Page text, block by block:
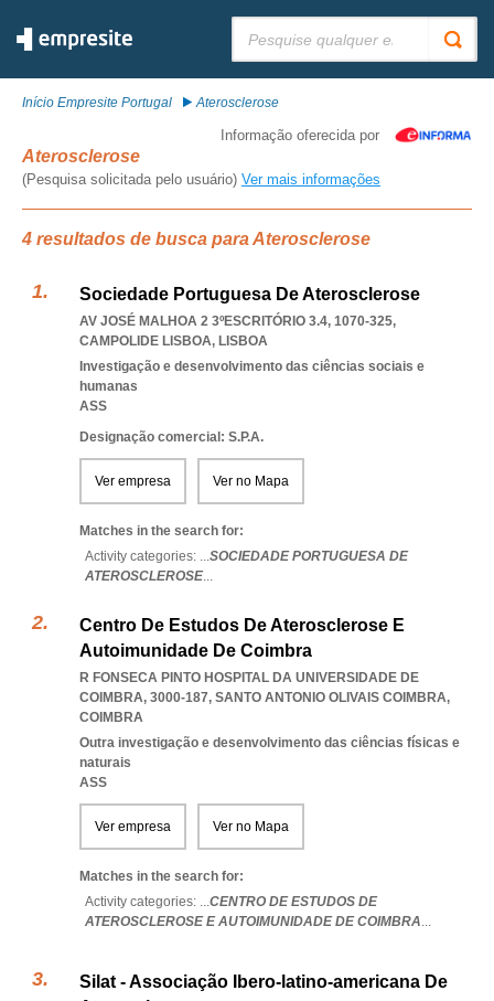
Início Empresite Portugal Aterosclerose
Informação oferecida por
Aterosclerose
(Pesquisa solicitada pelo usuário) Ver mais informações
4 resultados de busca para Aterosclerose
Sociedade Portuguesa De Aterosclerose
AV JOSÉ MALHOA 2 3ºESCRITÓRIO 3.4, 1070-325,
CAMPOLIDE LISBOA, LISBOA
Investigação e desenvolvimento das ciências sociais e
humanas
ASS
Designação comercial: S.P.A.
Ver empresa Ver no Mapa
Matches in the search for:
Activity categories: ...SOCIEDADE PORTUGUESA DE
ATEROSCLEROSE...
Centro De Estudos De Aterosclerose E
Autoimunidade De Coimbra
R FONSECA PINTO HOSPITAL DA UNIVERSIDADE DE
COIMBRA, 3000-187, SANTO ANTONIO OLIVAIS COIMBRA,
COIMBRA
Outra investigação e desenvolvimento das ciências físicas e
naturais
ASS
Ver empresa Ver no Mapa
Matches in the search for:
Activity categories: ...CENTRO DE ESTUDOS DE
ATEROSCLEROSE E AUTOIMUNIDADE DE COIMBRA...
Silat - Associação Ibero-latino-americana De